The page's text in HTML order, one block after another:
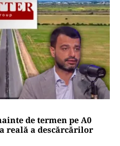
de termen pe A0
reală a descărcărilor